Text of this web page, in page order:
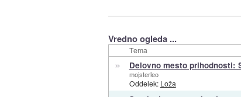
Vredno ogleda ...
Tema
» Delovno mesto prihodnosti:
mojsterleo
Oddelek: Loža